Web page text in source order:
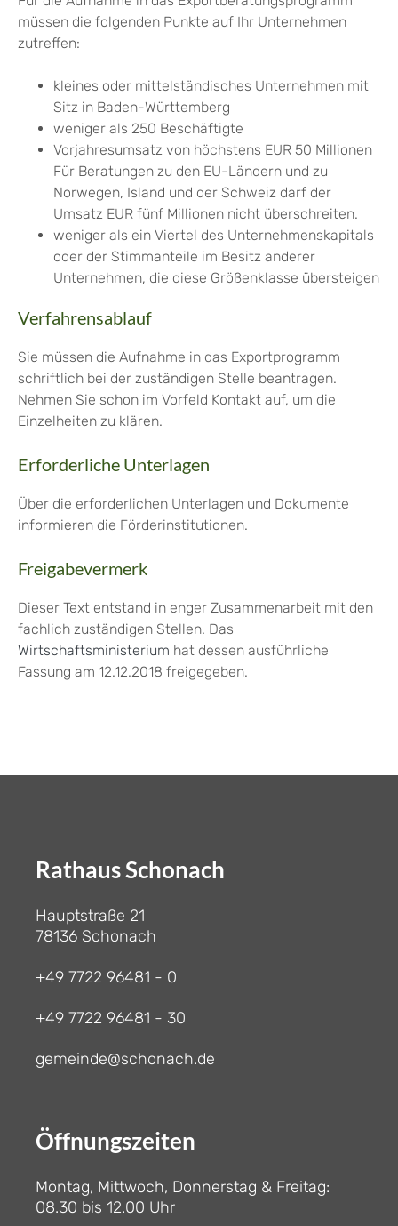
müssen die folgenden Punkte auf Ihr Unternehmen
zutreffen:
kleines oder mittelständisches Unternehmen mit
Sitz in Baden-Württemberg
weniger als 250 Beschäftigte
Vorjahresumsatz von höchstens EUR 50 Millionen
Für Beratungen zu den EU-Ländern und zu
Norwegen, Island und der Schweiz darf der
Umsatz EUR fünf Millionen nicht überschreiten.
weniger als ein Viertel des Unternehmenskapitals
oder der Stimmanteile im Besitz anderer
Unternehmen, die diese Größenklasse übersteigen
Verfahrensablauf
Sie müssen die Aufnahme in das Exportprogramm
schriftlich bei der zuständigen Stelle beantragen.
Nehmen Sie schon im Vorfeld Kontakt auf, um die
Einzelheiten zu klären.
Erforderliche Unterlagen
Über die erforderlichen Unterlagen und Dokumente
informieren die Förderinstitutionen.
Freigabevermerk
Dieser Text entstand in enger Zusammenarbeit mit den
fachlich zuständigen Stellen. Das
Wirtschaftsministerium hat dessen ausführliche
Fassung am 12.12.2018 freigegeben.
Rathaus Schonach
Hauptstraße 21
78136 Schonach
+49 7722 96481 - 0
+49 7722 96481 - 30
gemeinde@schonach.de
Öffnungszeiten
Montag, Mittwoch, Donnerstag & Freitag:
08.30 bis 12.00 Uhr